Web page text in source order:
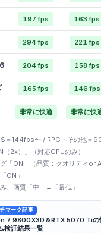
197 fps 163 fps
294 fps 221 fps
204 fps 158 fps
165 fps 146 fps
非常に快適 非常に快
＝144fps〜 / RPG・その他＝
2x）」（対応GPUのみ）
「ON」（品質：クオリティor
ON」
、画質「中」→「最低」
マーク記事
7 9800X3D＆RTX 5070 Tiの
検証結果一覧